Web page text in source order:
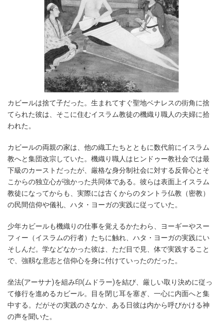
カビールは捨て子だった。生まれてすぐ聖地ベナレスの街角に捨
てられた彼は、そこに住むイスラム教徒の機織り職人の夫婦に拾
われた。
カビールの両親の家は、他の織工たちとともに数代前にイスラム
教へと集団改宗していた。機織り職人はヒンドゥー教社会では最
下級のカーストだったが、厳格な身分制社会に対する反骨心とそ
こからの独立心が強かった共同体である。彼らは表面上イスラム
教徒になってからも、実際には古くからのタントラ仏教（密教）
の民間信仰や儀礼、ハタ・ヨーガの実践に従っていた。
少年カビールも機織りの仕事を覚えるかたわら、ヨーギーやスー
フィー（イスラムの行者）たちに触れ、ハタ・ヨーガの実践にい
そしんだ。学などなかった彼は、ただ目で見、体で実践すること
で、強靱な意志と信仰心を身に付けていったのだった。
坐法(アーサナ)を組み印(ムドラー)を結び、厳しい取り決めに従っ
て修行を進めるカビール。目を閉じ耳を塞ぎ、一心に内面へと集
中する。だがその実践のさなか、ある日彼は内から呼びかける神
の声を聞いた。